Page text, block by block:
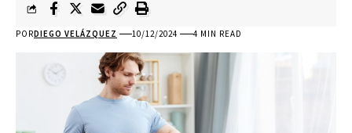
PORDIEGO VELÁZQUEZ 10/12/2024 4 MIN READ